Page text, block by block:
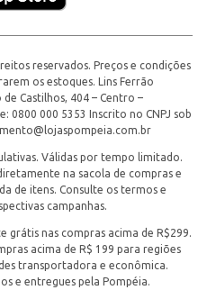
reservados. Preços e condições
os estoques. Lins Ferrão
Castilhos, 404 – Centro –
0800 000 5353 Inscrito no CNPJ sob
Válidas por tempo limitado.
na sacola de compras e
de itens. Consulte os termos e
campanhas.
grátis nas compras acima de R$299.
acima de R$ 199 para regiões
transportadora e econômica.
e entregues pela Pompéia.